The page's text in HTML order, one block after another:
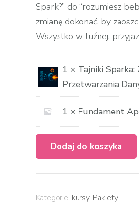
Spark?” do “rozumiesz
zmianę dokonać, by
Wszystko w luźnej,
1 × Tajniki Sparka:
Przetwarzania
1 × Fundament
Dodaj do koszyka
Kategorie: kursy, Pakiety